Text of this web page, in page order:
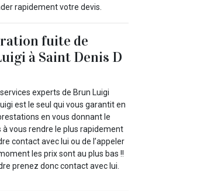
rapidement votre devis.
fuite de
à Saint Denis D
experts de Brun Luigi
est le seul qui vous garantit en
en vous donnant le
vous rendre le plus rapidement
contact avec lui ou de l’appeler
les prix sont au plus bas !!
prenez donc contact avec lui.